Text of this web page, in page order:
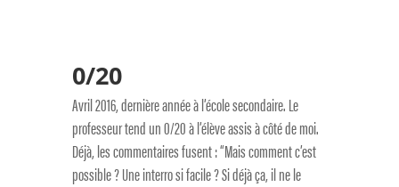
0/20
Avril 2016, dernière année à l’école secondaire. Le
professeur tend un 0/20 à l’élève assis à côté de moi.
Déjà, les commentaires fusent : “Mais comment c’est
possible ? Une interro si facile ? Si déjà ça, il ne le